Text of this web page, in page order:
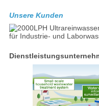
Unsere Kunden